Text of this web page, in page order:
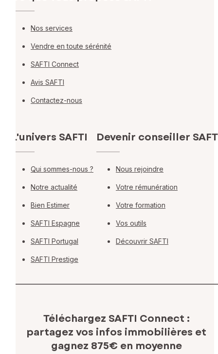
Nos services
Vendre en toute sérénité
SAFTI Connect
Avis SAFTI
Contactez-nous
L'univers SAFTI
Qui sommes-nous ?
Notre actualité
Bien Estimer
SAFTI Espagne
SAFTI Portugal
SAFTI Prestige
Devenir conseiller
Nous rejoindre
Votre rémunération
Votre formation
Vos outils
Découvrir SAFTI
Téléchargez SAFTI Connect :
partagez vos infos immobilières et
gagnez 875€ en moyenne